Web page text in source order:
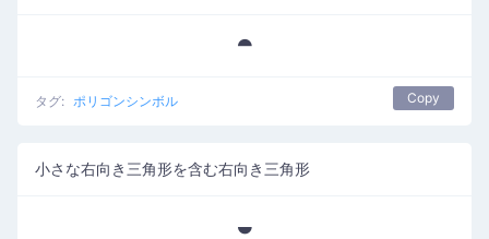
⯊
タグ: ポリゴンシンボル Copy
小さな右向き三角形を含む右向き三角形
⯋